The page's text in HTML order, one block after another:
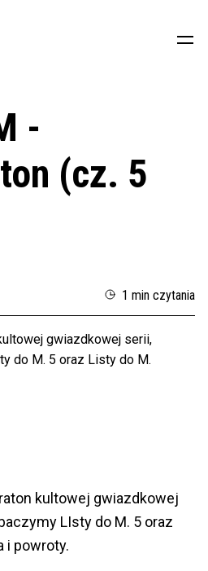
-
(cz. 5
1 min czytania
gwiazdkowej serii,
do M. 5 oraz Listy do M.
kultowej gwiazdkowej
LIsty do M. 5 oraz
i powroty.